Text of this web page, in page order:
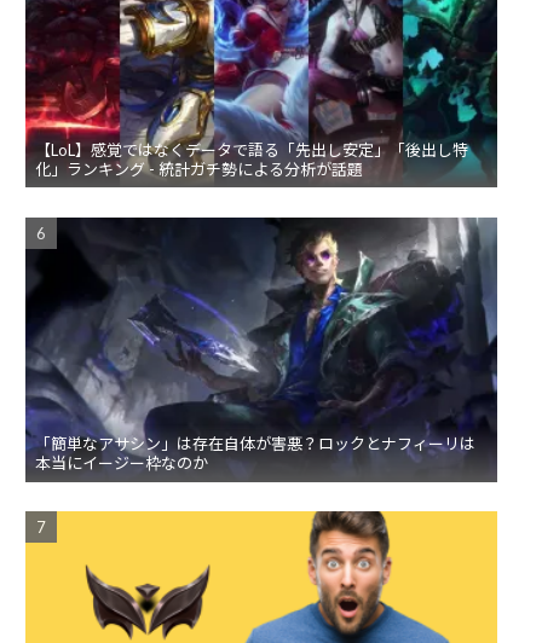
【LoL】感覚ではなくデータで語る「先出し安定」「後出し特
化」ランキング - 統計ガチ勢による分析が話題
「簡単なアサシン」は存在自体が害悪？ロックとナフィーリは
本当にイージー枠なのか